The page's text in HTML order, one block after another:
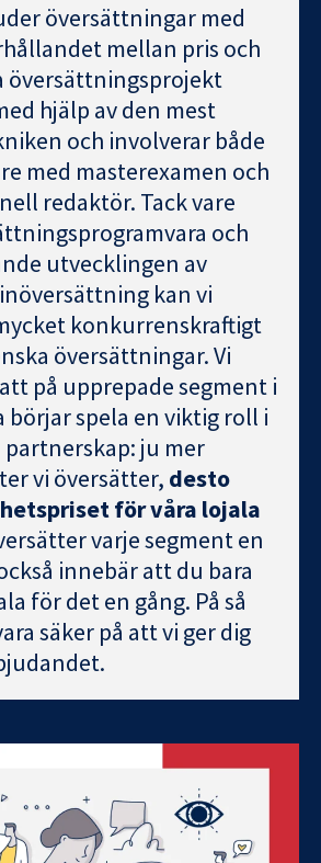
översättningar med
mellan pris och
översättningsprojekt
hjälp av den mest
och involverar både
med masterexamen och
redaktör. Tack vare
och
utvecklingen av
kan vi
konkurrenskraftigt
översättningar. Vi
på upprepade segment i
börjar spela en viktig roll i
ju mer
vi översätter, desto
för våra lojala
varje segment en
innebär att du bara
för det en gång. På så
säker på att vi ger dig